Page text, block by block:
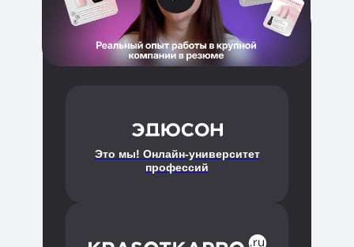
Это мы! Онлайн-университет
профессий